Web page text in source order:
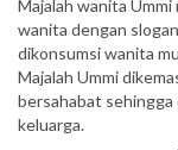
Majalah wanita
wanita dengan slogan
dikonsumsi wanita
Majalah Ummi
bersahabat sehingga
keluarga.